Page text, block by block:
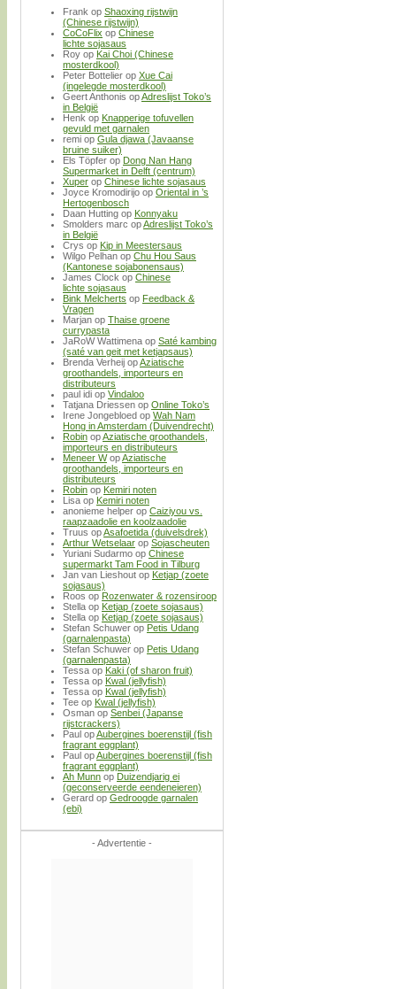
Frank op Shaoxing rijstwijn
(Chinese rijstwijn)
CoCoFlix op Chinese
lichte sojasaus
Roy op Kai Choi (Chinese
mosterdkool)
Peter Bottelier op Xue Cai
(ingelegde mosterdkool)
Geert Anthonis opAdreslijst Toko’s
in België
Henk op Knapperige tofuvellen
gevuld met garnalen
remi op Gula djawa (Javaanse
bruine suiker)
Els Töpfer op Dong Nan Hang
Supermarket in Delft (centrum)
Xuper op Chinese lichte sojasaus
Joyce Kromodirijo op Oriental in ’s
Hertogenbosch
Daan Hutting op Konnyaku
Smolders marc opAdreslijst Toko’s
in België
Crys op Kip in Meestersaus
Wilgo Pelhan op Chu Hou Saus
(Kantonese sojabonensaus)
James Clock op Chinese
lichte sojasaus
Bink Melcherts op Feedback &
Vragen
Marjan op Thaise groene
currypasta
JaRoW Wattimena op Saté kambing
(saté van geit met ketjapsaus)
Brenda Verheij opAziatische
groothandels, importeurs en
distributeurs
paul idi op Vindaloo
Tatjana Driessen op Online Toko’s
Irene Jongebloed op Wah Nam
Hong in Amsterdam (Duivendrecht)
Robin opAziatische groothandels,
importeurs en distributeurs
Meneer WopAziatische
groothandels, importeurs en
distributeurs
Robin op Kemiri noten
Lisa op Kemiri noten
anonieme helper op Caiziyou vs.
raapzaadolie en koolzaadolie
Truus opAsafoetida (duivelsdrek)
Arthur Wetselaar op Sojascheuten
Yuriani Sudarmo op Chinese
supermarkt Tam Food in Tilburg
Jan van Lieshout op Ketjap (zoete
sojasaus)
Roos op Rozenwater & rozensiroop
Stella op Ketjap (zoete sojasaus)
Stella op Ketjap (zoete sojasaus)
Stefan Schuwer op Petis Udang
(garnalenpasta)
Stefan Schuwer op Petis Udang
(garnalenpasta)
Tessa op Kaki (of sharon fruit)
Tessa op Kwal (jellyfish)
Tessa op Kwal (jellyfish)
Tee op Kwal (jellyfish)
Osman op Senbei (Japanse
rijstcrackers)
Paul opAubergines boerenstijl (fish
fragrant eggplant)
Paul opAubergines boerenstijl (fish
fragrant eggplant)
Ah Munn op Duizendjarig ei
(geconserveerde eendeneieren)
Gerard op Gedroogde garnalen
(ebi)
- Advertentie -